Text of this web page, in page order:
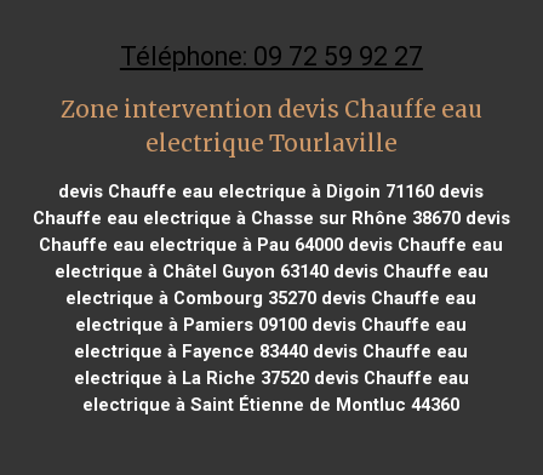
Téléphone: 09 72 59 92 27
Zone intervention devis Chauffe eau
electrique Tourlaville
devis Chauffe eau electrique à Digoin 71160 devis
Chauffe eau electrique à Chasse sur Rhône 38670devis
Chauffe eau electrique à Pau 64000 devis Chauffe eau
electrique à Châtel Guyon 63140devis Chauffe eau
electrique à Combourg 35270 devis Chauffe eau
electrique à Pamiers 09100 devis Chauffe eau
electrique à Fayence 83440 devis Chauffe eau
electrique à La Riche 37520devis Chauffe eau
electrique à Saint Étienne de Montluc 44360